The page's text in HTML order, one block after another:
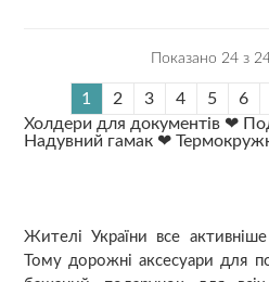
Показано 24 з
1 2 3 4 5 6
Холдери для документів ❤
Надувний гамак ❤
Жителі України все
Тому дорожні аксесуари для